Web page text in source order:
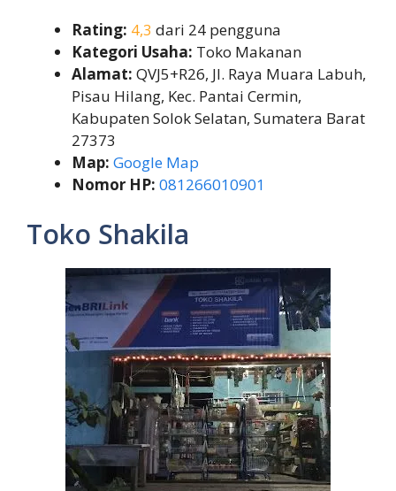
Rating: 4,3 dari 24 pengguna
Kategori Usaha: Toko Makanan
Alamat: QVJ5+R26, Jl. Raya Muara Labuh,
Pisau Hilang, Kec. Pantai Cermin,
Kabupaten Solok Selatan, Sumatera Barat
27373
Map: Google Map
Nomor HP: 081266010901
Toko Shakila